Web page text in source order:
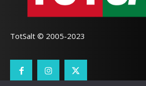
TotSalt © 2005-2023